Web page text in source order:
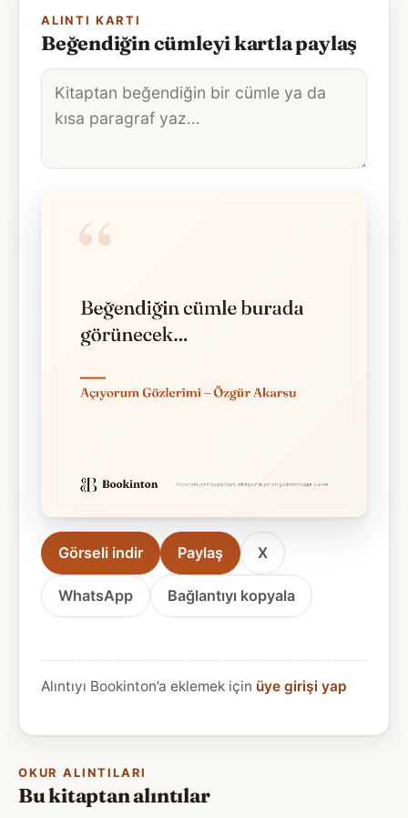
ALINTI KARTI
Beğendiğin cümleyi kartla paylaş
Alıntı
metni
Görseli indir Paylaş X
WhatsApp Bağlantıyı kopyala
Alıntıyı Bookinton’a eklemek için üye girişi yap
OKUR ALINTILARI
Bu kitaptan alıntılar